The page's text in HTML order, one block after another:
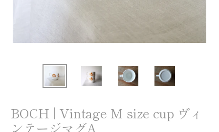
BOCH | Vintage M size cup ヴィ
ンテージマグA